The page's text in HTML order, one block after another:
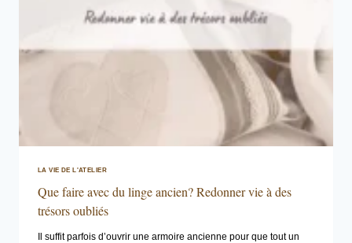
LA VIE DE L'ATELIER
Que faire avec du linge ancien? Redonner vie à des
trésors oubliés
Il suffit parfois d’ouvrir une armoire ancienne pour que tout un